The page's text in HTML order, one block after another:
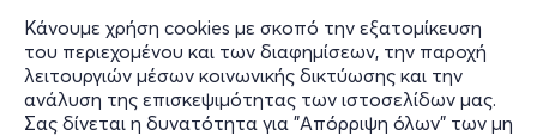
Κάνουμε χρήση cookies με σκοπό την εξατομίκευση
του περιεχομένου και των διαφημίσεων, την παροχή
λειτουργιών μέσων κοινωνικής δικτύωσης και την
ανάλυση της επισκεψιμότητας των ιστοσελίδων μας.
Σας δίνεται η δυνατότητα για "Απόρριψη όλων" των μη